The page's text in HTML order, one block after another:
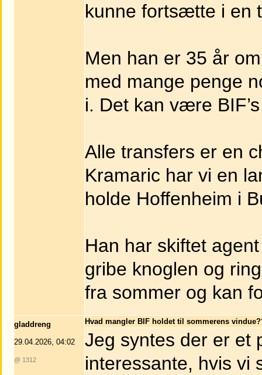
kunne fortsætte i en
Men han er 35 år
med mange penge
i. Det kan være
Alle transfers er en
Kramaric har vi en
holde Hoffenheim i
Han har skiftet
gribe knoglen og
fra sommer og kan
gladdreng
29.04.2026, 04:02
@ 1312
Hvad mangler BIF holdet til sommerens
Jeg syntes der er et
interessante, hvis vi